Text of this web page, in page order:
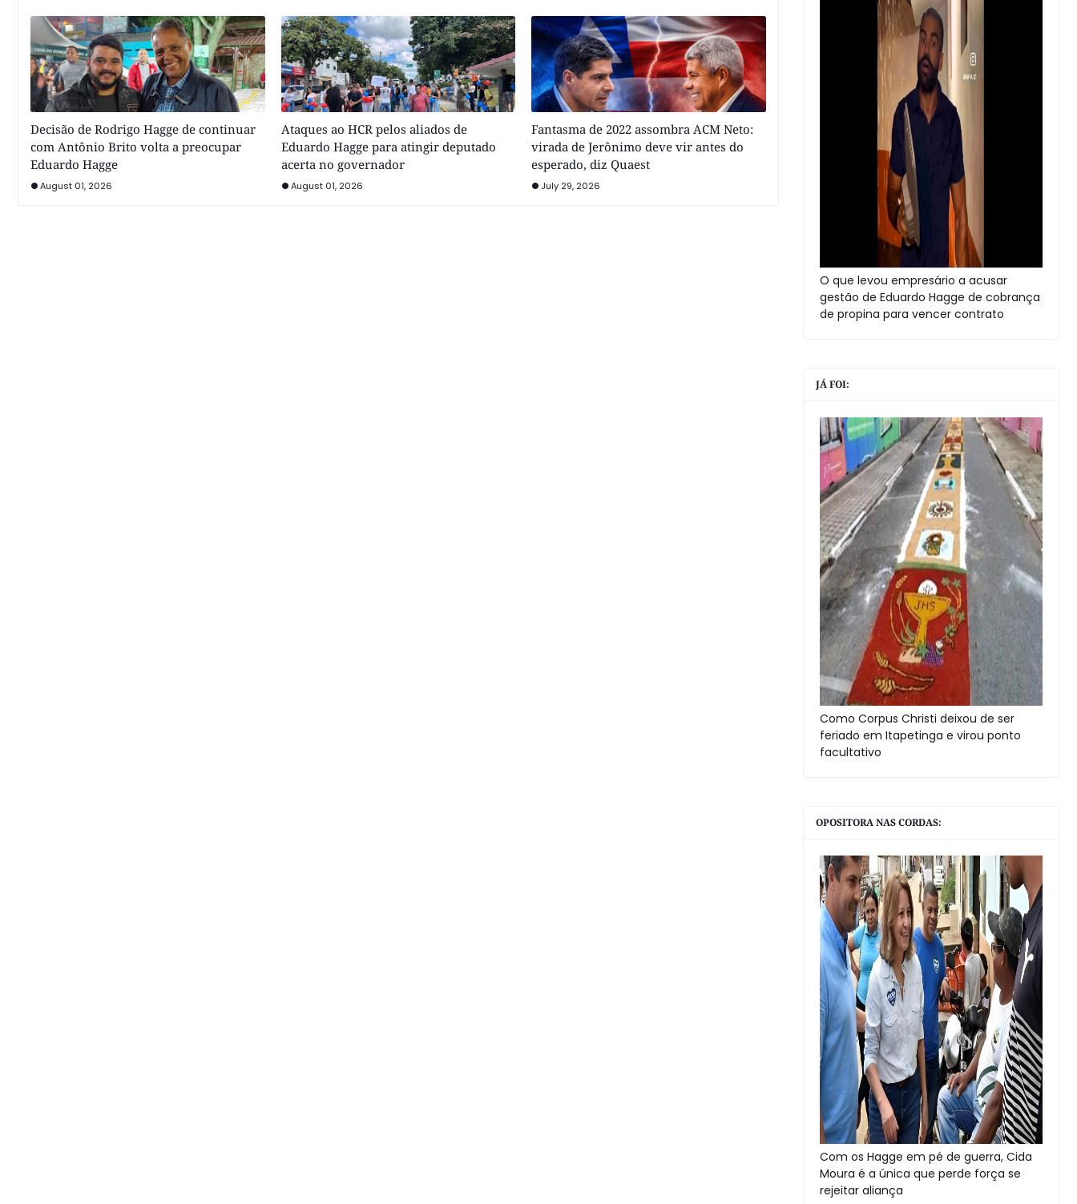
Decisão de Rodrigo Hagge de continuar
com Antônio Brito volta a preocupar
Eduardo Hagge
August 01, 2026
Ataques ao HCR pelos aliados de
Eduardo Hagge para atingir deputado
acerta no governador
August 01, 2026
Fantasma de 2022 assombra ACM Neto:
virada de Jerônimo deve vir antes do
esperado, diz Quaest
July 29, 2026
O que levou empresário a acusar
gestão de Eduardo Hagge de cobrança
de propina para vencer contrato
JÁ FOI:
Como Corpus Christi deixou de ser
feriado em Itapetinga e virou ponto
facultativo
OPOSITORA NAS CORDAS:
Com os Hagge em pé de guerra, Cida
Moura é a única que perde força se
rejeitar aliança